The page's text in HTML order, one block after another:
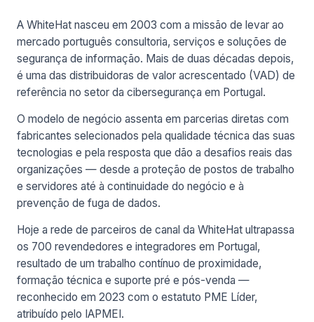
A WhiteHat nasceu em 2003 com a missão de levar ao
mercado português consultoria, serviços e soluções de
segurança de informação. Mais de duas décadas depois,
é uma das distribuidoras de valor acrescentado (VAD) de
referência no setor da cibersegurança em Portugal.
O modelo de negócio assenta em parcerias diretas com
fabricantes selecionados pela qualidade técnica das suas
tecnologias e pela resposta que dão a desafios reais das
organizações — desde a proteção de postos de trabalho
e servidores até à continuidade do negócio e à
prevenção de fuga de dados.
Hoje a rede de parceiros de canal da WhiteHat ultrapassa
os 700 revendedores e integradores em Portugal,
resultado de um trabalho contínuo de proximidade,
formação técnica e suporte pré e pós-venda —
reconhecido em 2023 com o estatuto PME Líder,
atribuído pelo IAPMEI.